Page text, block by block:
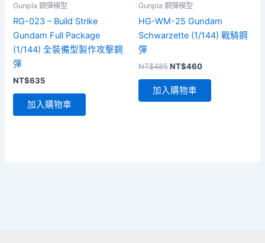
Gunpla 鋼彈模型
RG-023 – Build Strike
Gundam Full Package
(1/144) 全裝備型製作攻擊鋼
彈
NT$635
加入購物車
Gunpla 鋼彈模型
HG-WM-25 Gundam
Schwarzette (1/144) 戰騎鋼
彈
NT$485原
價
格：
NT$460目
加入購物車